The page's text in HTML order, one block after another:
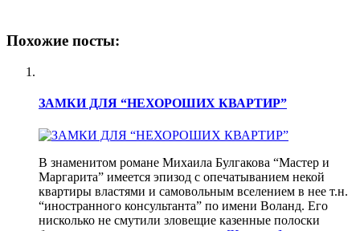
Похожие посты:
ЗАМКИ ДЛЯ “НЕХОРОШИХ КВАРТИР”
В знаменитом романе Михаила Булгакова “Мастер и
Маргарита” имеется эпизод с опечатыванием некой
квартиры властями и самовольным вселением в нее т.н.
“иностранного консультанта” по имени Воланд. Его
нисколько не смутили зловещие казенные полоски